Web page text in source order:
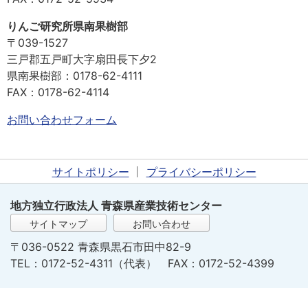
りんご研究所県南果樹部
〒039-1527
三戸郡五戸町大字扇田長下夕2
県南果樹部：0178-62-4111
FAX：0178-62-4114
お問い合わせフォーム
サイトポリシー プライバシーポリシー
地方独立行政法人 青森県産業技術センター
サイトマップ お問い合わせ
〒036-0522 青森県黒石市田中82-9
TEL：0172-52-4311（代表） FAX：0172-52-4399